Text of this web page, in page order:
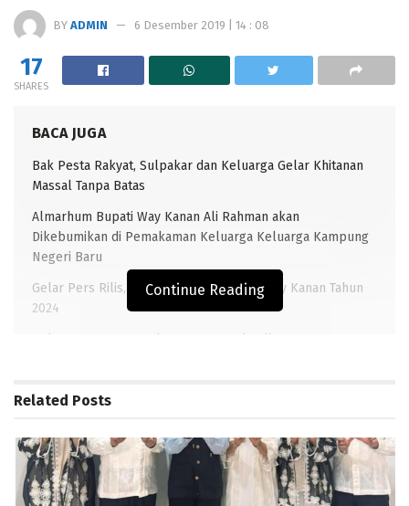
BY ADMIN 6 Desember 2019 | 14 : 08
17
SHARES
BACA JUGA
Bak Pesta Rakyat, Sulpakar dan Keluarga Gelar Khitanan
Massal Tanpa Batas
Almarhum Bupati Way Kanan Ali Rahman akan
Dikebumikan di Pemakaman Keluarga Keluarga Kampung
Negeri Baru
Gelar Pers Rilis, Berikut Capaian BNNK Way Kanan Tahun
2024
Polres Way Kanan gelar upacara pelantikan Kasat
Daerah Pemuda Muhammadiyah (PDPM) Kabupaten
Way Kanan melounching program kerja mereka
dengan melaksanakan Khitan Jumat Rutin untuk
Continue Reading
Related Posts